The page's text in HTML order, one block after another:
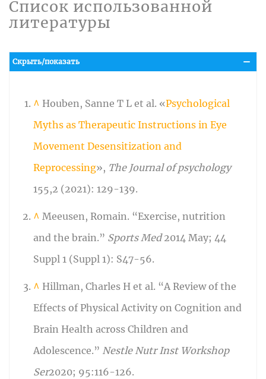
Список использованной
литературы
Скрыть/показать
^ Houben, Sanne T L et al. «Psychological
Myths as Therapeutic Instructions in Eye
Movement Desensitization and
Reprocessing», The Journal of psychology
155,2 (2021): 129-139.
^ Meeusen, Romain. “Exercise, nutrition
and the brain.” Sports Med2014 May; 44
Suppl 1 (Suppl 1): S47-56.
^ Hillman, Charles H et al. “A Review of the
Effects of Physical Activity on Cognition and
Brain Health across Children and
Adolescence.” Nestle Nutr Inst Workshop
Ser2020; 95:116-126.